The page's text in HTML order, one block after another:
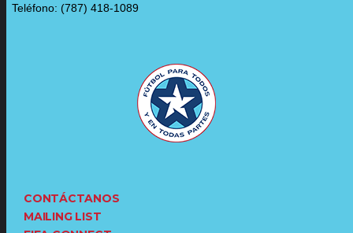
Teléfono: (787) 418-1089
CONTÁCTANOS
MAILING LIST